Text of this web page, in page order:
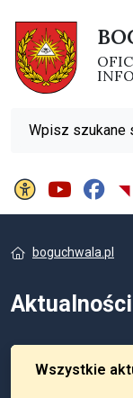
Panel
Wyszukiwarka
boguchwala.pl
Aktualności
Wszystkie